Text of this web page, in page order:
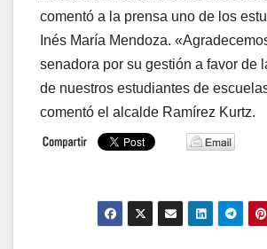
comentó a la prensa uno de los
Inés María Mendoza.
senadora por su gestión a favor de
de nuestros estudiantes de
comentó el alcalde Ramírez Kurtz.